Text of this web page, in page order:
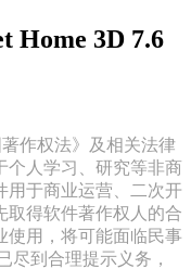
Home 3D 7.6
作权法》及相关法律
个人学习、研究等非商
用于商业运营、二次开
取得软件著作权人的合
使用，将可能面临民事
尽到合理提示义务，